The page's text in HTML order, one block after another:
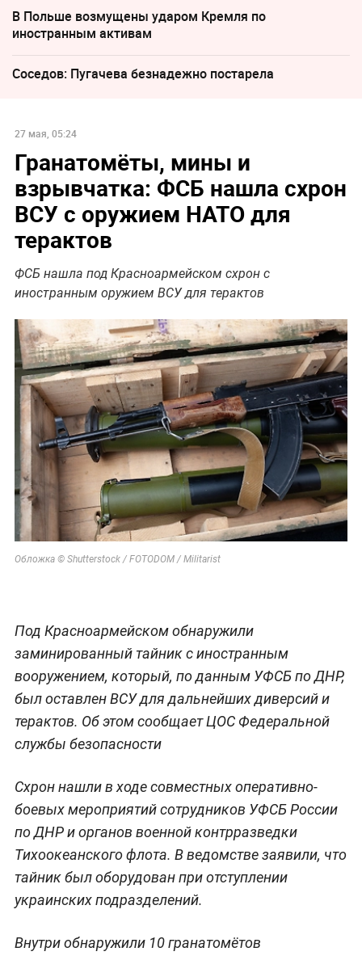
В Польше возмущены ударом Кремля по
иностранным активам
Соседов: Пугачева безнадежно постарела
27 мая, 05:24
Гранатомёты, мины и
взрывчатка: ФСБ нашла схрон
ВСУ с оружием НАТО для
терактов
ФСБ нашла под Красноармейском схрон с
иностранным оружием ВСУ для терактов
Обложка © Shutterstock / FOTODOM / Militarist
Под Красноармейском обнаружили
заминированный тайник с иностранным
вооружением, который, по данным УФСБ по ДНР,
был оставлен ВСУ для дальнейших диверсий и
терактов. Об этом сообщает ЦОС Федеральной
службы безопасности
Схрон нашли в ходе совместных оперативно-
боевых мероприятий сотрудников УФСБ России
по ДНР и органов военной контрразведки
Тихоокеанского флота. В ведомстве заявили, что
тайник был оборудован при отступлении
украинских подразделений.
Внутри обнаружили 10 гранатомётов